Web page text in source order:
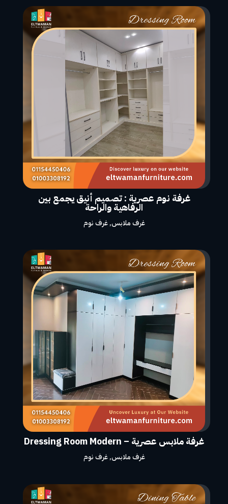
غرفة نوم عصرية : تصميم أنيق يجمع بين
الرفاهية والراحة
غرف ملابس,غرف نوم
غرفة ملابس عصرية – Dressing Room Modern
غرف ملابس,غرف نوم